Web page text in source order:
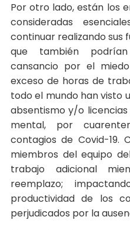
Por otro lado, están los
consideradas
continuar realizando sus
que también
cansancio por el
exceso de horas de
todo el mundo han visto
absentismo y/o
mental, por
contagios de Covid-19.
miembros del equipo
trabajo adicional
reemplazo;
productividad de los
perjudicados por la